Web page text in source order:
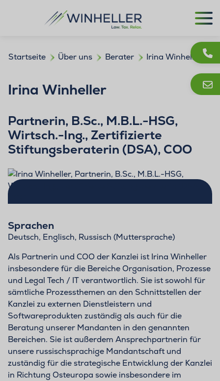
Startseite Über uns Berater Irina Winheller
Irina Winheller
Partnerin, B.Sc., M.B.L.-HSG,
Wirtsch.-Ing., Zertifizierte
Stiftungsberaterin (DSA), COO
Sprachen
Deutsch, Englisch, Russisch (Muttersprache)
Als Partnerin und COO der Kanzlei ist Irina Winheller
insbesondere für die Bereiche Organisation, Prozesse
und Legal Tech / IT verantwortlich. Sie ist sowohl für
sämtliche Prozessthemen an den Schnittstellen der
Kanzlei zu externen Dienstleistern und
Softwareprodukten zuständig als auch für die
Beratung unserer Mandanten in den genannten
Bereichen. Sie ist außerdem Ansprechpartnerin für
unsere russischsprachige Mandantschaft und
zuständig für die strategische Entwicklung der Kanzlei
in Richtung Osteuropa sowie insbesondere im